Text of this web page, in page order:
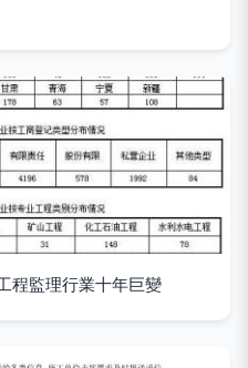
程監理行業十年巨變